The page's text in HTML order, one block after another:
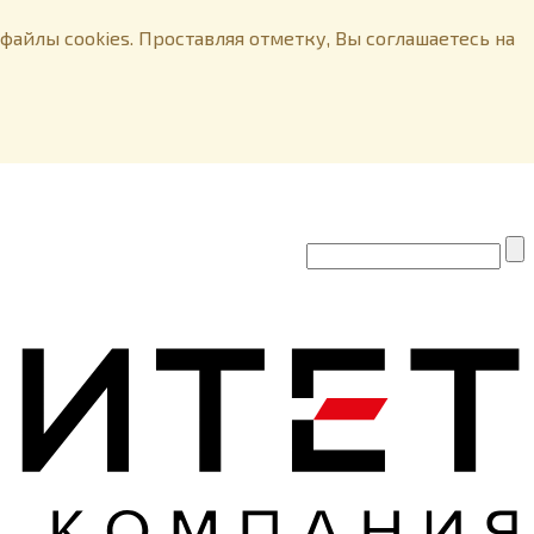
cookies. Проставляя отметку, Вы соглашаетесь на